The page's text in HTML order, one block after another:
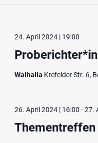
24. April 2024 | 19:00
Walhalla Krefelder Str. 6,
Thementreffen
26. April 2024 | 16:00 -27.